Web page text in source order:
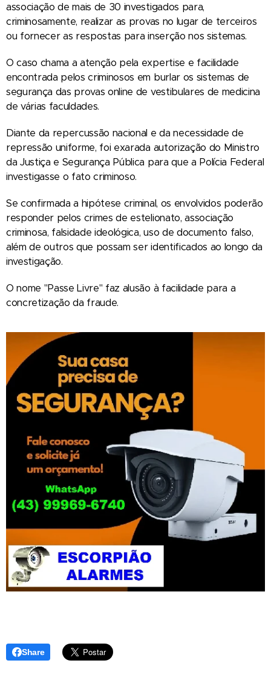
associação de mais de 30 investigados para,
criminosamente, realizar as provas no lugar de terceiros
ou fornecer as respostas para inserção nos sistemas.
O caso chama a atenção pela expertise e facilidade
encontrada pelos criminosos em burlar os sistemas de
segurança das provas online de vestibulares de medicina
de várias faculdades.
Diante da repercussão nacional e da necessidade de
repressão uniforme, foi exarada autorização do Ministro
da Justiça e Segurança Pública para que a Polícia Federal
investigasse o fato criminoso.
Se confirmada a hipótese criminal, os envolvidos poderão
responder pelos crimes de estelionato, associação
criminosa, falsidade ideológica, uso de documento falso,
além de outros que possam ser identificados ao longo da
investigação.
O nome "Passe Livre" faz alusão à facilidade para a
concretização da fraude.
Share